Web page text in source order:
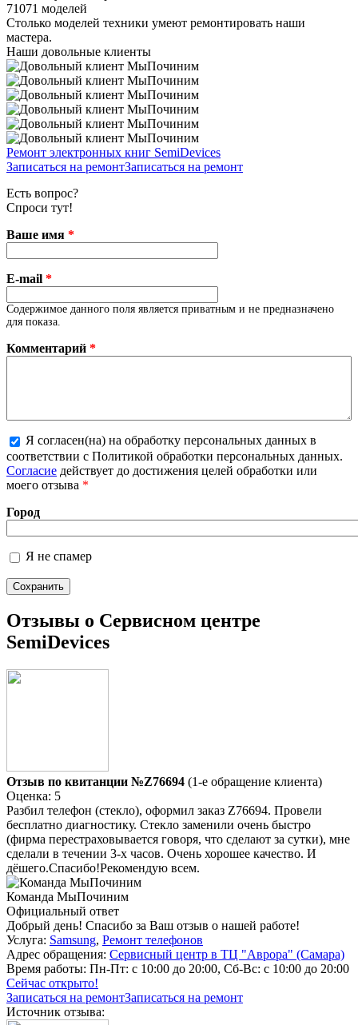
71071 моделей
Столько моделей техники умеют ремонтировать наши
мастера.
Наши довольные клиенты
Ремонт электронных книг SemiDevices
Записаться на ремонтЗаписаться на ремонт
Есть вопрос?
Спроси тут!
Ваше имя *
E-mail *
Содержимое данного поля является приватным и не предназначено
для показа.
Комментарий *
Более подробная информация о текстовых
форматах
Я согласен(на) на обработку персональных данных в
соответствии с Политикой обработки персональных данных.
Согласие действует до достижения целей обработки или
моего отзыва *
Город
Я не спамер
Я спамер
Отзывы о Сервисном центре
SemiDevices
Отзыв по квитанции №Z76694 (1-е обращение клиента)
Оценка: 5
Разбил телефон (стекло), оформил заказ Z76694. Провели
бесплатно диагностику. Стекло заменили очень быстро
(фирма перестраховывается говоря, что сделают за сутки), мне
сделали в течении 3-х часов. Очень хорошее качество. И
дёшего.Спасибо!Рекомендую всем.
Команда МыПочиним
Официальный ответ
Добрый день! Спасибо за Ваш отзыв о нашей работе!
Услуга: Samsung, Ремонт телефонов
Адрес обращения: Сервисный центр в ТЦ "Аврора" (Самара)
Время работы: Пн-Пт: с 10:00 до 20:00, Сб-Вс: с 10:00 до 20:00
Сейчас открыто!
Записаться на ремонтЗаписаться на ремонт
Источник отзыва: